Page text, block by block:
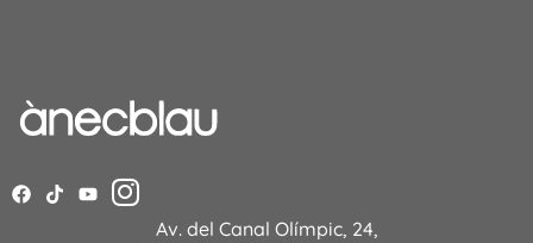
Av. del Canal Olímpic, 24,